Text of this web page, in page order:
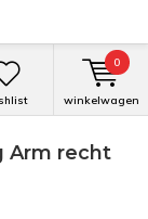
winkelwagen
0
Arm recht